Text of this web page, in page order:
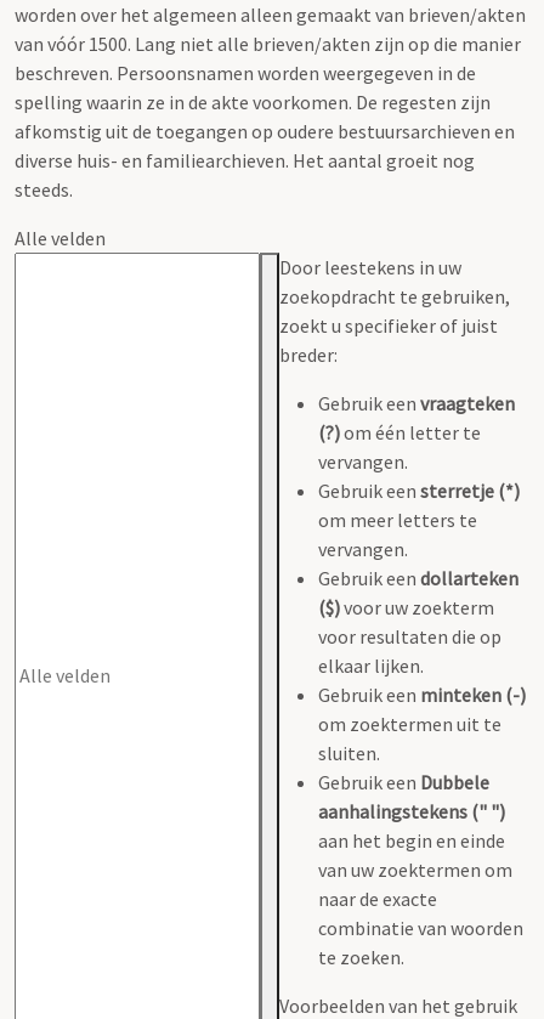
worden over het algemeen alleen gemaakt van brieven/akten
van vóór 1500. Lang niet alle brieven/akten zijn op die manier
beschreven. Persoonsnamen worden weergegeven in de
spelling waarin ze in de akte voorkomen. De regesten zijn
afkomstig uit de toegangen op oudere bestuursarchieven en
diverse huis- en familiearchieven. Het aantal groeit nog
steeds.
Alle velden
Door leestekens in uw
zoekopdracht te gebruiken,
zoekt u specifieker of juist
breder:
Gebruik een vraagteken
(?)om één letter te
vervangen.
Gebruik een sterretje (*)
om meer letters te
vervangen.
Gebruik een dollarteken
($)voor uw zoekterm
voor resultaten die op
elkaar lijken.
Gebruik een minteken (-)
om zoektermen uit te
sluiten.
Gebruik een Dubbele
aanhalingstekens (" ")
aan het begin en einde
van uw zoektermen om
naar de exacte
combinatie van woorden
te zoeken.
Voorbeelden van het gebruik